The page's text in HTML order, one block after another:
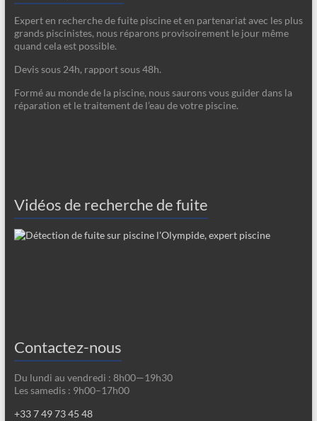
Expert en recherche de fuite piscine et en partenariat avec les plus
grands piscinistes, nous réparons provisoirement le jour même
quand cela est possible.
Devis sous 24h, rapport sous 48h.
Formé au monde de la piscine, nous saurons vous guider dans la
réparation et le traitement de l’eau de votre piscine.
Vidéos de recherche de fuite
Contactez-nous
Du lundi au vendredi : 8h00—19h30
Les samedis : 9h00–17h00
+33 7 49 73 45 48